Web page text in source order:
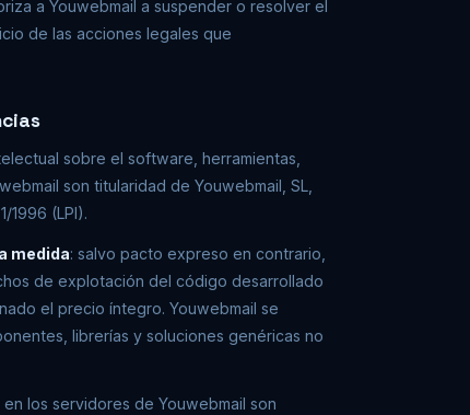
a Youwebmail a suspender o resolver el
de las acciones legales que
sobre el software, herramientas,
son titularidad de Youwebmail, SL,
1996 (LPI).
medida: salvo pacto expreso en contrario,
de explotación del código desarrollado
el precio íntegro. Youwebmail se
librerías y soluciones genéricas no
en los servidores de Youwebmail son